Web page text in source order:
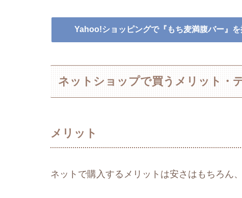
Yahoo!ショッピングで『もち麦満腹バー』
ネットショップで買うメリット・
メリット
ネットで購入するメリットは安さはもちろん